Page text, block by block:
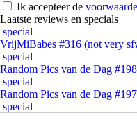
Ik accepteer de
Laatste reviews en specials
special
VrijMiBabes #316 (not very
special
Random Pics van de Dag
special
Random Pics van de Dag
special